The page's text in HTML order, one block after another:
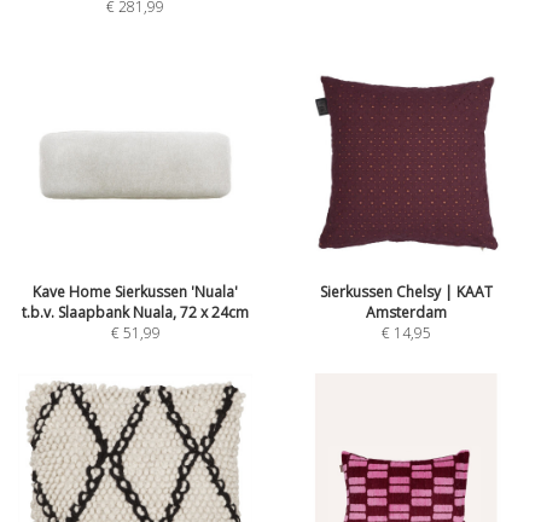
€ 281,99
Kave Home Sierkussen 'Nuala'
t.b.v. Slaapbank Nuala, 72 x 24cm
€ 51,99
Sierkussen Chelsy | KAAT
Amsterdam
€ 14,95